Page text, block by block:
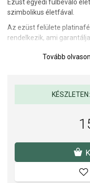
Ezüst egyedi fülbevaló
szimbolikus életfával.
Az ezüst felülete
rendelkezik, ami
Tovább